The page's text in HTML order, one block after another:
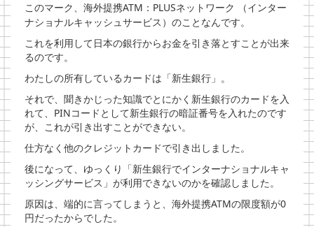
このマーク、 海外提携ATM：PLUSネットワーク （インター
ナショナルキャッシュサービス）のことなんです。
これを利用して日本の銀行からお金を引き落とすことが出来
るのです。
わたしの所有しているカードは「新生銀行」。
それで、聞きかじった知識でとにかく新生銀行のカードを入
れて、PINコードとして新生銀行の暗証番号を入れたのです
が、これが引き出すことができない。
仕方なく他のクレジットカードで引き出しました。
後になって、ゆっくり「新生銀行でインターナショナルキャ
ッシングサービス」が利用できないのかを確認しました。
原因は、端的に言ってしまうと、海外提携ATMの限度額が0
円だったからでした。